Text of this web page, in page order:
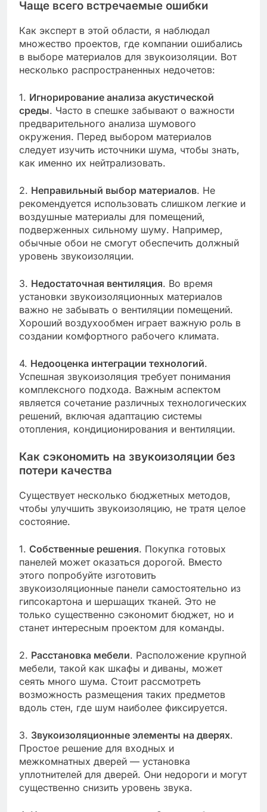
Чаще всего встречаемые ошибки
Как эксперт в этой области, я наблюдал
множество проектов, где компании ошибались
в выборе материалов для звукоизоляции. Вот
несколько распространенных недочетов:
1. Игнорирование анализа акустической
среды. Часто в спешке забывают о важности
предварительного анализа шумового
окружения. Перед выбором материалов
следует изучить источники шума, чтобы знать,
как именно их нейтрализовать.
2. Неправильный выбор материалов. Не
рекомендуется использовать слишком легкие и
воздушные материалы для помещений,
подверженных сильному шуму. Например,
обычные обои не смогут обеспечить должный
уровень звукоизоляции.
3. Недостаточная вентиляция. Во время
установки звукоизоляционных материалов
важно не забывать о вентиляции помещений.
Хороший воздухообмен играет важную роль в
создании комфортного рабочего климата.
4. Недооценка интеграции технологий.
Успешная звукоизоляция требует понимания
комплексного подхода. Важным аспектом
является сочетание различных технологических
решений, включая адаптацию системы
отопления, кондиционирования и вентиляции.
Как сэкономить на звукоизоляции без
потери качества
Существует несколько бюджетных методов,
чтобы улучшить звукоизоляцию, не тратя целое
состояние.
1. Собственные решения. Покупка готовых
панелей может оказаться дорогой. Вместо
этого попробуйте изготовить
звукоизоляционные панели самостоятельно из
гипсокартона и шершащих тканей. Это не
только существенно сэкономит бюджет, но и
станет интересным проектом для команды.
2. Расстановка мебели. Расположение крупной
мебели, такой как шкафы и диваны, может
сеять много шума. Стоит рассмотреть
возможность размещения таких предметов
вдоль стен, где шум наиболее фиксируется.
3. Звукоизоляционные элементы на дверях.
Простое решение для входных и
межкомнатных дверей — установка
уплотнителей для дверей. Они недороги и могут
существенно снизить уровень звука.